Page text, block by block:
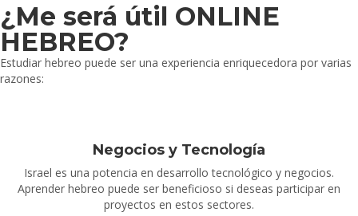
¿Me será útil ONLINE
HEBREO?
Estudiar hebreo puede ser una experiencia enriquecedora por varias
razones:
Negocios y Tecnología
Israel es una potencia en desarrollo tecnológico y negocios.
Aprender hebreo puede ser beneficioso si deseas participar en
proyectos en estos sectores.